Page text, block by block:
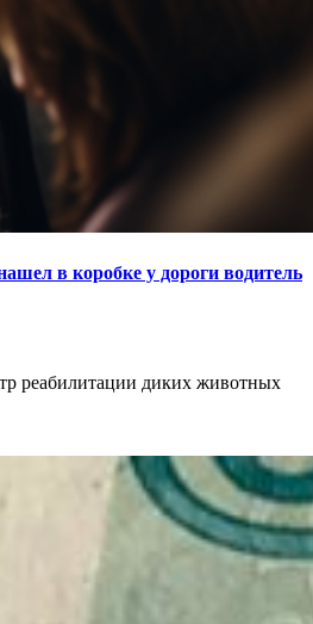
в коробке у дороги водитель
реабилитации диких животных